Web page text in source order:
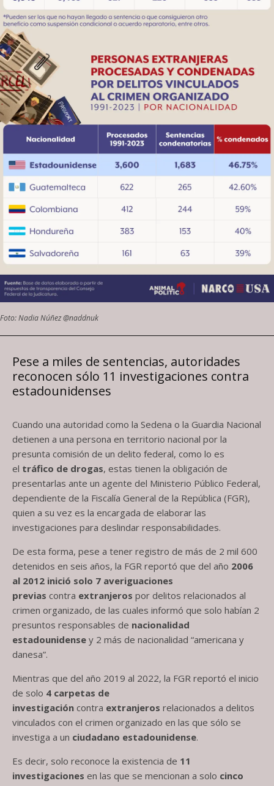
Foto: Nadia Núñez @naddnuk
Pese a miles de sentencias, autoridades
reconocen sólo 11 investigaciones contra
estadounidenses
Cuando una autoridad como la Sedena o la Guardia Nacional
detienen a una persona en territorio nacional por la
presunta comisión de un delito federal, como lo es
el tráfico de drogas, estas tienen la obligación de
presentarlas ante un agente del Ministerio Público Federal,
dependiente de la Fiscalía General de la República (FGR),
quien a su vez es la encargada de elaborar las
investigaciones para deslindar responsabilidades.
De esta forma, pese a tener registro de más de 2 mil 600
detenidos en seis años, la FGR reportó que del año 2006
al 2012 inició solo 7 averiguaciones
previas contra extranjeros por delitos relacionados al
crimen organizado, de las cuales informó que solo habían 2
presuntos responsables de nacionalidad
estadounidense y 2 más de nacionalidad “americana y
danesa”.
Mientras que del año 2019 al 2022, la FGR reportó el inicio
de solo 4 carpetas de
investigación contra extranjeros relacionados a delitos
vinculados con el crimen organizado en las que sólo se
investiga a un ciudadano estadounidense.
Es decir, solo reconoce la existencia de 11
investigaciones en las que se mencionan a solo cinco